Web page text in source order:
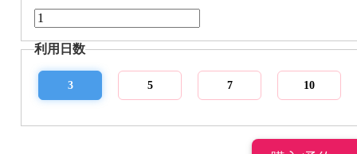
利用日数
3 5 7 10